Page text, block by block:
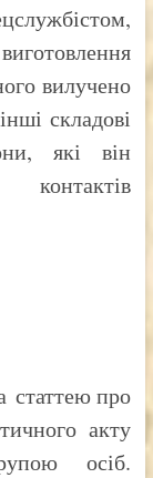
вилучено
складові
які він
статтею про
акту
осіб.